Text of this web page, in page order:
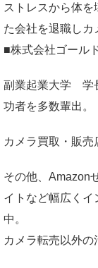
ストレスから体
た会社を退職しカ
■株式会社ゴール
副業起業大学 学
功者を多数輩出。
カメラ買取・販売
その他、Amazon
イトなど幅広くイ
中。
カメラ転売以外の